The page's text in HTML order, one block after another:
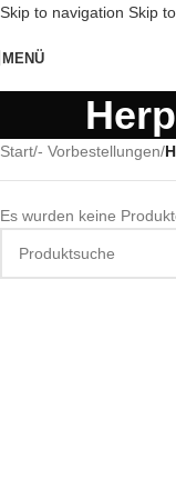
Skip to navigation Skip
MENÜ
Start/- Vorbestellungen/
Es wurden keine